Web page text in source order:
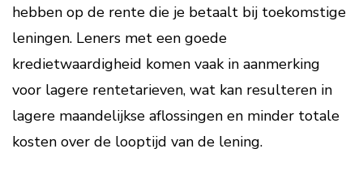
hebben op de rente die je betaalt bij toekomstige
leningen. Leners met een goede
kredietwaardigheid komen vaak in aanmerking
voor lagere rentetarieven, wat kan resulteren in
lagere maandelijkse aflossingen en minder totale
kosten over de looptijd van de lening.